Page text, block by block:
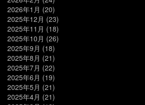
2026年1月 (20)
2025年12月 (23)
2025年11月 (18)
2025年10月 (26)
2025年9月 (18)
2025年8月 (21)
2025年7月 (22)
2025年6月 (19)
2025年5月 (21)
2025年4月 (21)